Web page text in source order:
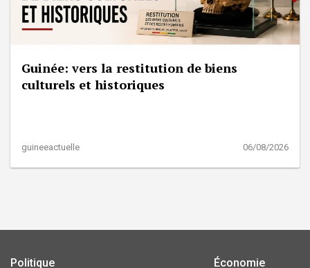
Guinée: vers la restitution de biens
culturels et historiques
guineeactuelle 06/08/2026
Politique Économie